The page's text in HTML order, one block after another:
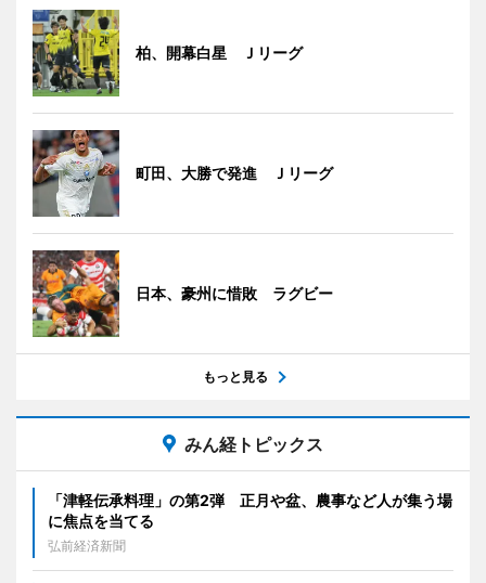
柏、開幕白星 Ｊリーグ
町田、大勝で発進 Ｊリーグ
日本、豪州に惜敗 ラグビー
もっと見る
みん経トピックス
「津軽伝承料理」の第2弾 正月や盆、農事など人が集う場
に焦点を当てる
弘前経済新聞